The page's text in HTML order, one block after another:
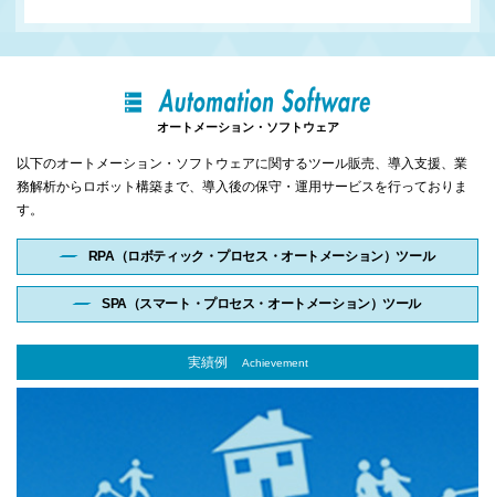
オートメーション・ソフトウェア
以下のオートメーション・ソフトウェアに関するツール販売、導入支援、業
務解析からロボット構築まで、 導入後の保守・運用サービスを行っておりま
す。
RPA（ロボティック・プロセス・オートメーション）ツール
SPA（スマート・プロセス・オートメーション）ツール
実績例 Achievement